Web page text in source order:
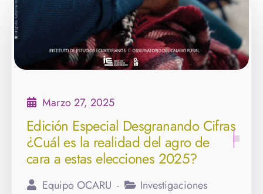
Marzo 27, 2025
Edición Especial Desgranando Cifras
¿Cuál es la realidad del agro de
cara a estas elecciones 2025?
Equipo OCARU Investigaciones